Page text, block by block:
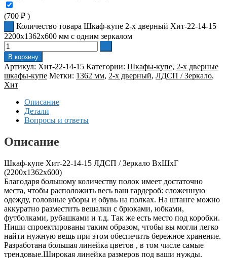
(700 ₽ )
Количество товара Шкаф-купе 2-х дверный Хит-22-14-15
2200x1362x600 мм с одним зеркалом
В корзину
Артикул: Хит-22-14-15 Категории: Шкафы-купе, 2-х дверные
шкафы-купе Метки: 1362 мм, 2-х дверный, ЛДСП / Зеркало,
Хит
Описание
Детали
Вопросы и ответы
Описание
Шкаф-купе Хит-22-14-15 ЛДСП / Зеркало ВхШхГ
(2200х1362х600)
Благодаря большому количеству полок имеет достаточно
места, чтобы расположить весь ваш гардероб: сложенную
одежду, головные уборы и обувь на полках. На штанге можно
аккуратно разместить вешалки с брюками, юбками,
футболками, рубашками и т.д. Так же есть место под коробки.
Ниши спроектированы таким образом, чтобы вы могли легко
найти нужную вещь при этом обеспечить бережное хранение.
Разработана большая линейка цветов , в том числе самые
трендовые.Широкая линейка размеров под ваши нужды.